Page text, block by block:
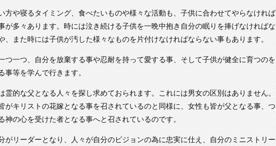
方や寝るタイミング、食べたいものや様々な活動も、子供に合わせてやらなければ
が多々あります。時には泣き続ける子供を一晩中抱き自分の眠りを捧げなければな
、また時には子供が汚した様々なものを片付けなければならない事もあります。
つ一つ、自分を放棄する事や忍耐を持って愛する事、そして子供が健全に育つのを
事等を学んで行きます。
霊的な父となる人々を探し求めておられます。これには男女の区別はありません。
がキリストの花嫁となる事を召されているのと同様に、女性も皆が父となる事、つ
神の心を受けた者となる事へと召されているのです。
がリーダーとなり、人々が自分のビジョンの為に忠実に仕え、自分のミニストリー